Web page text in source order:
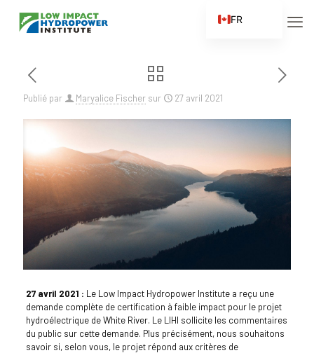
Publié par Maryalice Fischer sur 27 avril 2021
27 avril 2021 : Le Low Impact Hydropower Institute a reçu une
demande complète de certification à faible impact pour le projet
hydroélectrique de White River. Le LIHI sollicite les commentaires
du public sur cette demande. Plus précisément, nous souhaitons
savoir si, selon vous, le projet répond aux critères de
FR